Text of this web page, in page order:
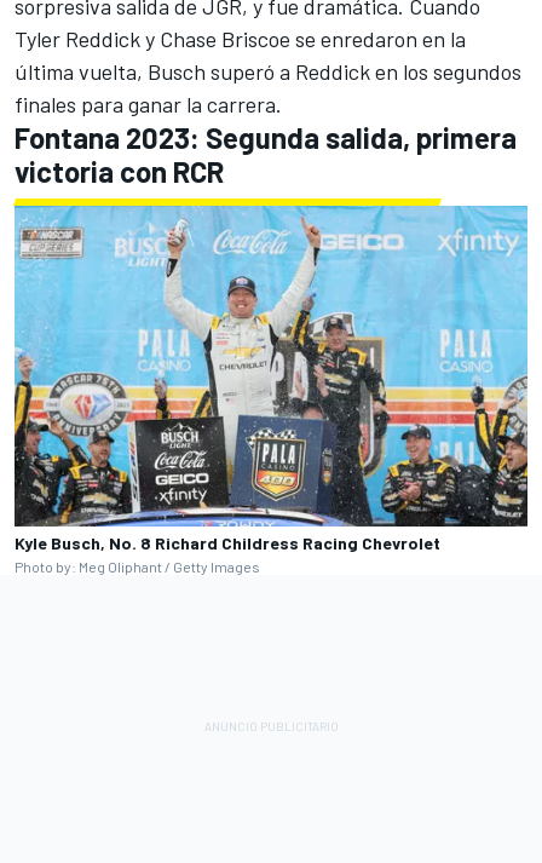
sorpresiva salida de JGR, y fue dramática. Cuando
Tyler Reddicky Chase Briscoe se enredaron en la
última vuelta, Busch superó a Reddick en los segundos
finales para ganar la carrera.
Fontana 2023: Segunda salida, primera
victoria con RCR
Kyle Busch, No. 8 Richard Childress Racing Chevrolet
Photo by: Meg Oliphant / Getty Images